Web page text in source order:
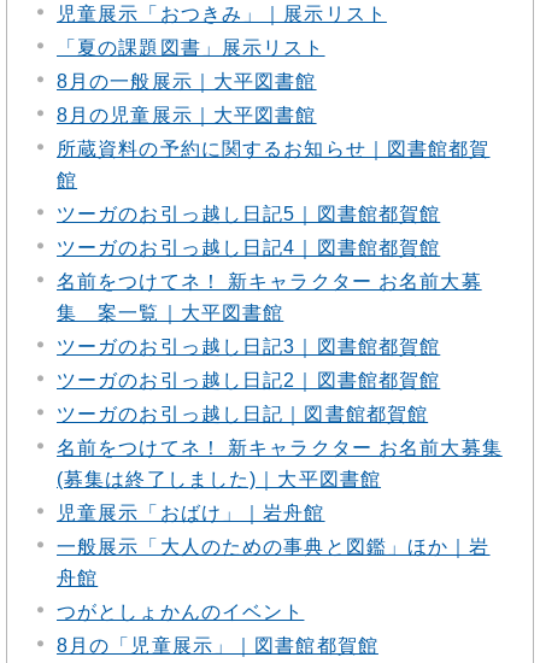
児童展示「おつきみ」｜展示リスト
「夏の課題図書」展示リスト
8月の一般展示｜大平図書館
8月の児童展示｜大平図書館
所蔵資料の予約に関するお知らせ｜図書館都賀
館
ツーガのお引っ越し日記5｜図書館都賀館
ツーガのお引っ越し日記4｜図書館都賀館
名前をつけてネ！ 新キャラクター お名前大募
集 案一覧｜大平図書館
ツーガのお引っ越し日記3｜図書館都賀館
ツーガのお引っ越し日記2｜図書館都賀館
ツーガのお引っ越し日記｜図書館都賀館
名前をつけてネ！ 新キャラクター お名前大募集
(募集は終了しました)｜大平図書館
児童展示「おばけ」｜岩舟館
一般展示「大人のための事典と図鑑」ほか｜岩
舟館
つがとしょかんのイベント
8月の「児童展示」｜図書館都賀館